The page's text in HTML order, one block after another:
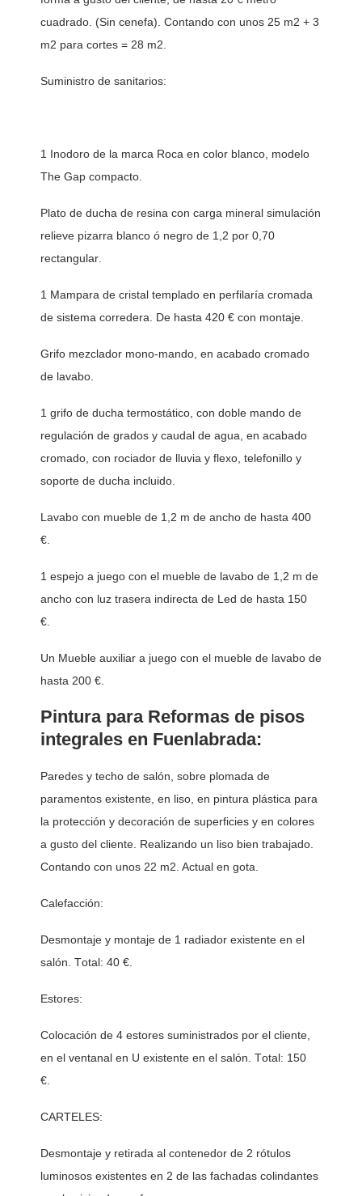
cuadrado. (Sin cenefa). Contando con unos 25 m2 + 3
m2 para cortes = 28 m2.
Suministro de sanitarios:
1 Inodoro de la marca Roca en color blanco, modelo
The Gap compacto.
Plato de ducha de resina con carga mineral simulación
relieve pizarra blanco ó negro de 1,2 por 0,70
rectangular.
1 Mampara de cristal templado en perfilaría cromada
de sistema corredera. De hasta 420 € con montaje.
Grifo mezclador mono-mando, en acabado cromado
de lavabo.
1 grifo de ducha termostático, con doble mando de
regulación de grados y caudal de agua, en acabado
cromado, con rociador de lluvia y flexo, telefonillo y
soporte de ducha incluido.
Lavabo con mueble de 1,2 m de ancho de hasta 400
€.
1 espejo a juego con el mueble de lavabo de 1,2 m de
ancho con luz trasera indirecta de Led de hasta 150
€.
Un Mueble auxiliar a juego con el mueble de lavabo de
hasta 200 €.
Pintura para Reformas de pisos
integrales en Fuenlabrada:
Paredes y techo de salón, sobre plomada de
paramentos existente, en liso, en pintura plástica para
la protección y decoración de superficies y en colores
a gusto del cliente. Realizando un liso bien trabajado.
Contando con unos 22 m2. Actual en gota.
Calefacción:
Desmontaje y montaje de 1 radiador existente en el
salón. Total: 40 €.
Estores:
Colocación de 4 estores suministrados por el cliente,
en el ventanal en U existente en el salón. Total: 150
€.
CARTELES:
Desmontaje y retirada al contenedor de 2 rótulos
luminosos existentes en 2 de las fachadas colindantes